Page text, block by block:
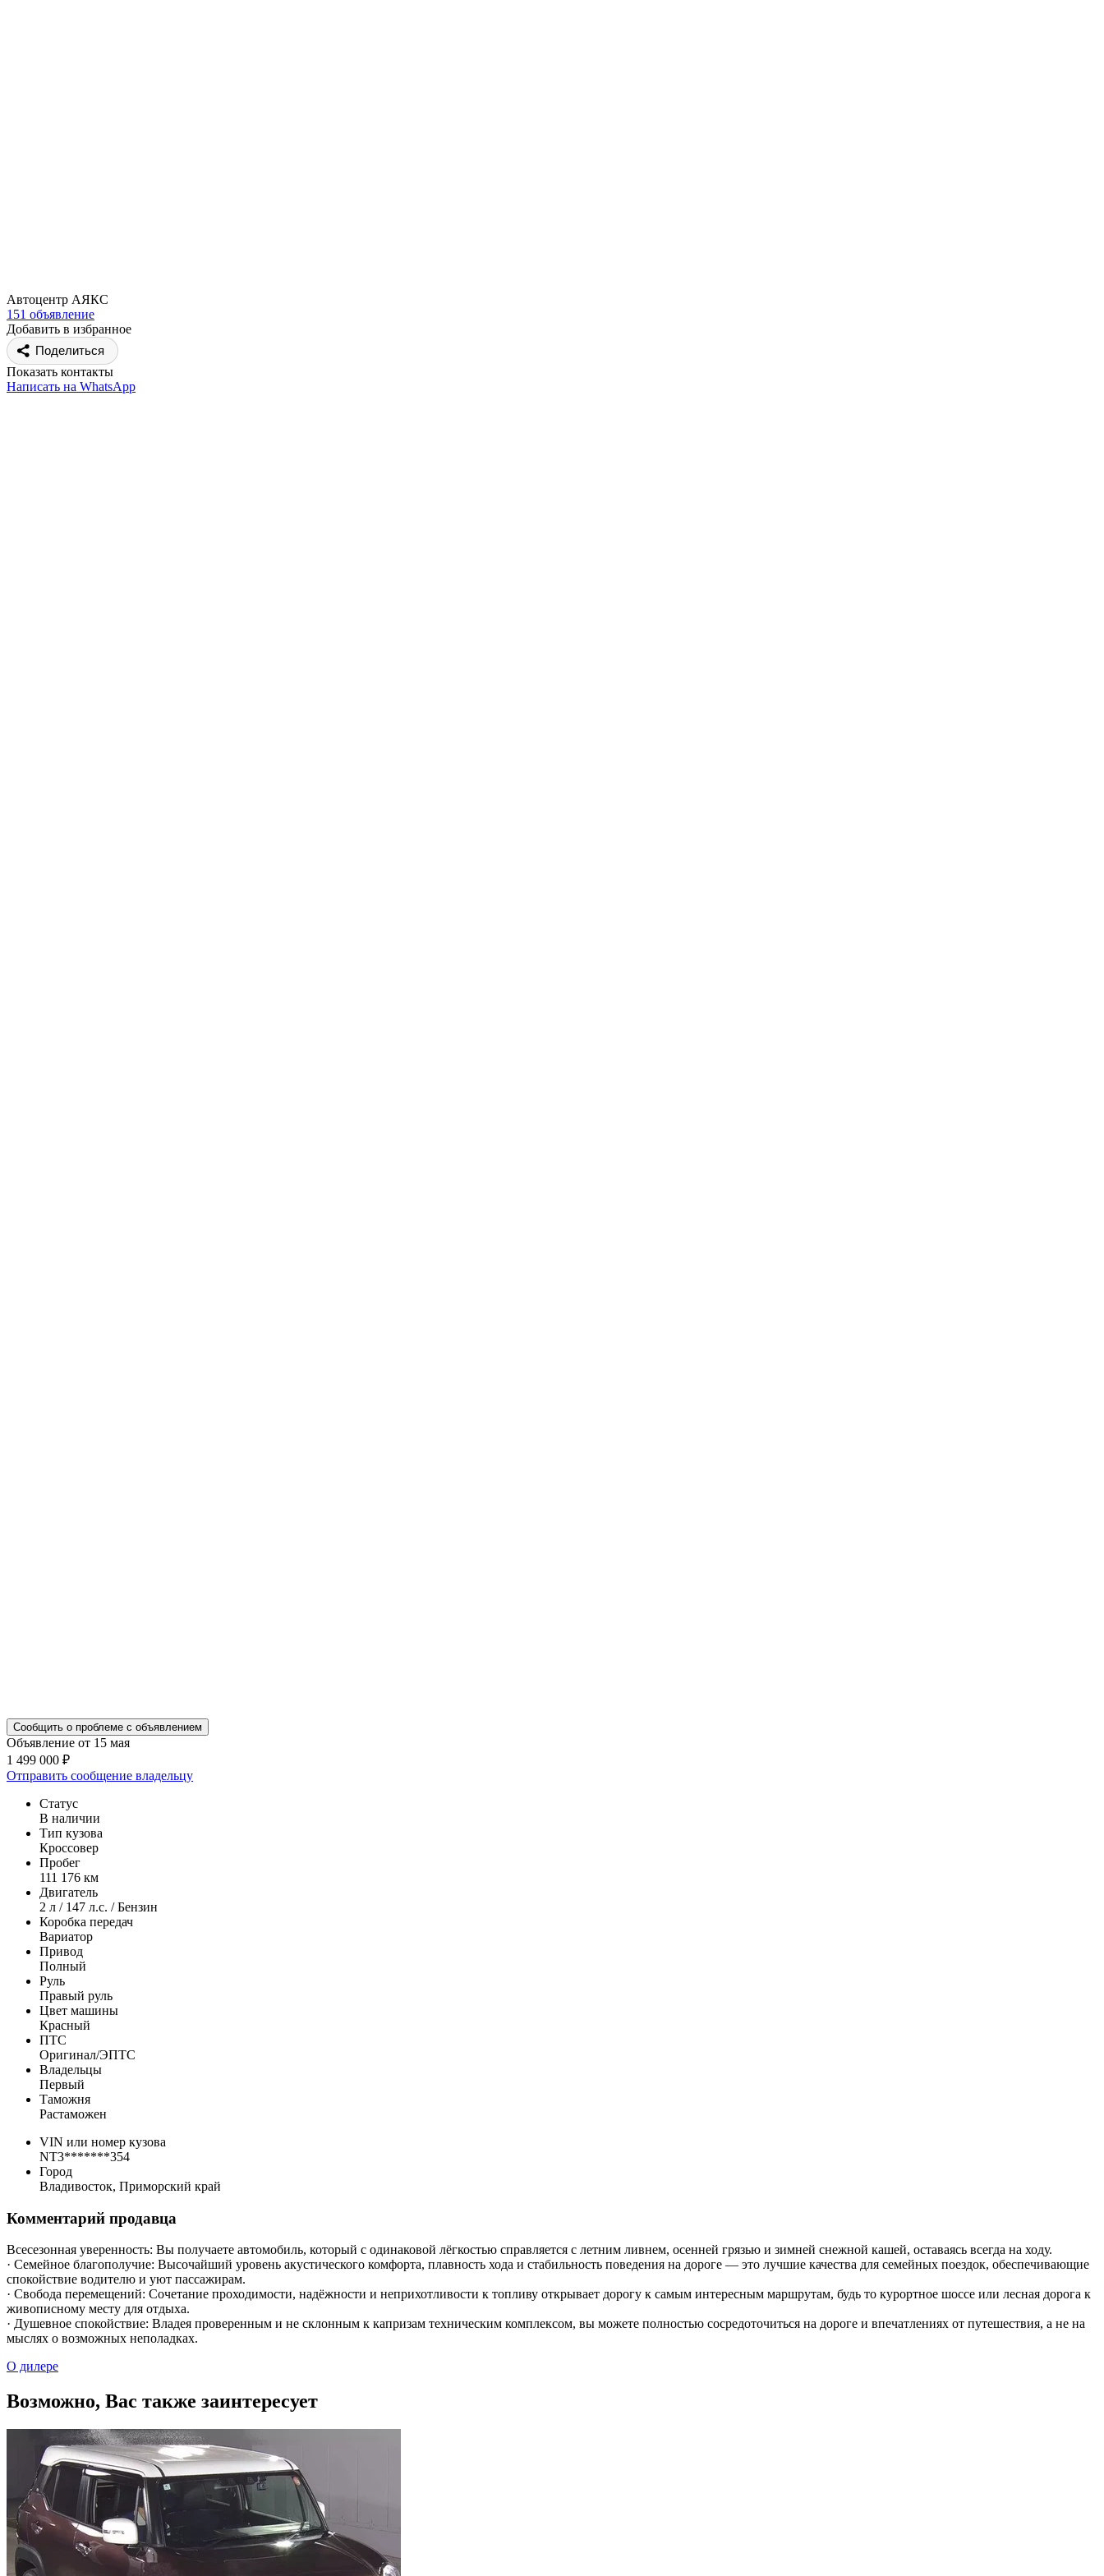
Автоцентр АЯКС
151 объявление
Добавить в избранное
Поделиться
Показать контакты
Написать на WhatsApp
Сообщить о проблеме с объявлением
Объявление от 15 мая
1 499 000 ₽
Отправить сообщение владельцу
Статус
В наличии
Тип кузова
Кроссовер
Пробег
111 176 км
Двигатель
2 л / 147 л.с. / Бензин
Коробка передач
Вариатор
Привод
Полный
Руль
Правый руль
Цвет машины
Красный
ПТС
Оригинал/ЭПТС
Владельцы
Первый
Таможня
Растаможен
VIN или номер кузова
NT3*******354
Город
Владивосток, Приморский край
Комментарий продавца
Всесезонная уверенность: Вы получаете автомобиль, который с одинаковой лёгкостью справляется с летним ливнем, осенней грязью и зимней снежной кашей, оставаясь всегда на ходу.
· Семейное благополучие: Высочайший уровень акустического комфорта, плавность хода и стабильность поведения на дороге — это лучшие качества для семейных поездок, обеспечивающие
спокойствие водителю и уют пассажирам.
· Свобода перемещений: Сочетание проходимости, надёжности и неприхотливости к топливу открывает дорогу к самым интересным маршрутам, будь то курортное шоссе или лесная дорога к
живописному месту для отдыха.
· Душевное спокойствие: Владея проверенным и не склонным к капризам техническим комплексом, вы можете полностью сосредоточиться на дороге и впечатлениях от путешествия, а не на
мыслях о возможных неполадках.
О дилере
Возможно, Вас также заинтересует